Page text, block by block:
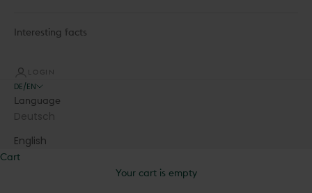
Interesting facts
LOGIN
DE/EN
Language
Deutsch
English
Cart
Your cart is empty